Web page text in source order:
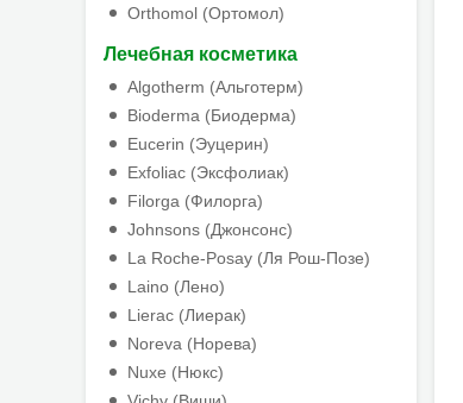
Orthomol (Ортомол)
Лечебная косметика
Algotherm (Альготерм)
Bioderma (Биодерма)
Eucerin (Эуцерин)
Exfoliac (Эксфолиак)
Filorga (Филорга)
Johnsons (Джонсонс)
La Roche-Posay (Ля Рош-Позе)
Laino (Лено)
Lierac (Лиерак)
Noreva (Норева)
Nuxe (Нюкс)